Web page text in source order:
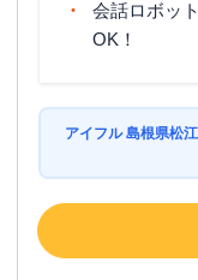
会話ロボッ
OK！
アイフル 島根県松